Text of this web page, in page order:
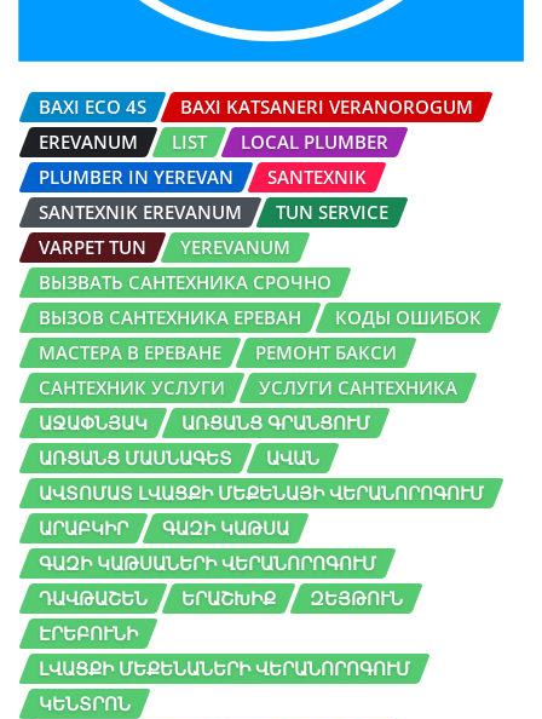
BAXI ECO 4S
BAXI KATSANERI VERANOROGUM
EREVANUM
LIST
LOCAL PLUMBER
PLUMBER IN YEREVAN
SANTEXNIK
SANTEXNIK EREVANUM
TUN SERVICE
VARPET TUN
YEREVANUM
ВЫЗВАТЬ САНТЕХНИКА СРОЧНО
ВЫЗОВ САНТЕХНИКА ЕРЕВАН
КОДЫ ОШИБОК
МАСТЕРА В ЕРЕВАНЕ
РЕМОНТ БАКСИ
САНТЕХНИК УСЛУГИ
УСЛУГИ САНТЕХНИКА
ԱՋԱՓՆՅԱԿ
ԱՌՑԱՆՑ ԳՐԱՆՑՈՒՄ
ԱՌՑԱՆՑ ՄԱՍՆԱԳԵՏ
ԱՎԱՆ
ԱՎՏՈՄԱՏ ԼՎԱՑՔԻ ՄԵՔԵՆԱՅԻ ՎԵՐԱՆՈՐՈԳՈՒՄ
ԱՐԱԲԿԻՐ
ԳԱԶԻ ԿԱԹՍԱ
ԳԱԶԻ ԿԱԹՍԱՆԵՐԻ ՎԵՐԱՆՈՐՈԳՈՒՄ
ԴԱՎԹԱՇԵՆ
ԵՐԱՇԽԻՔ
ԶԵՅԹՈՒՆ
ԷՐԵԲՈՒՆԻ
ԼՎԱՑՔԻ ՄԵՔԵՆԱՆԵՐԻ ՎԵՐԱՆՈՐՈԳՈՒՄ
ԿԵՆՏՐՈՆ